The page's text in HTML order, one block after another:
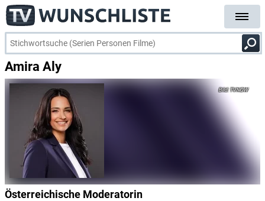
Amira Aly
TVNOW
Österreichische Moderatorin